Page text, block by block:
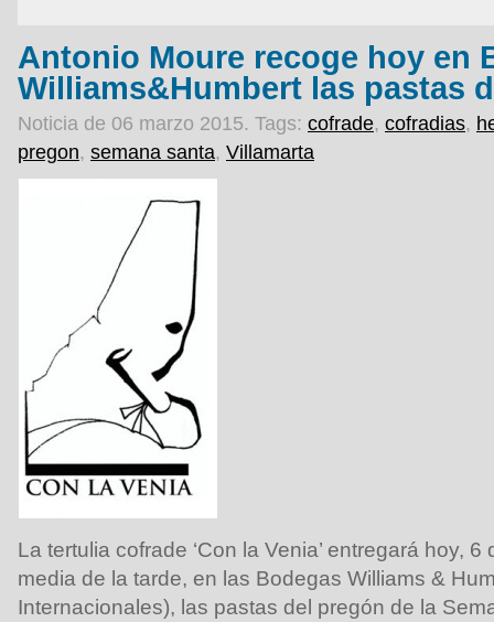
Antonio Moure recoge hoy en
Williams&Humbert las pastas
Noticia de 06 marzo 2015. Tags: cofrade, cofradias,
pregon, semana santa, Villamarta
La tertulia cofrade ‘Con la Venia’ entregará hoy,
media de la tarde, en las Bodegas Williams &
Internacionales), las pastas del pregón de la